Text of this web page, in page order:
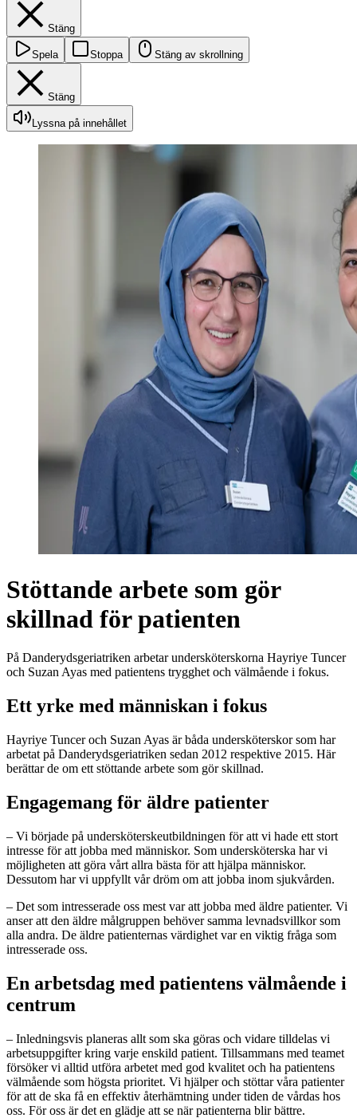
Stäng
Spela Stoppa Stäng av skrollning
Stäng
Lyssna på innehållet
Stöttande arbete som gör
skillnad för patienten
På Danderydsgeriatriken arbetar undersköterskorna Hayriye Tuncer
och Suzan Ayas med patientens trygghet och välmående i fokus.
Ett yrke med människan i fokus
Hayriye Tuncer och Suzan Ayas är båda undersköterskor som har
arbetat på Danderydsgeriatriken sedan 2012 respektive 2015. Här
berättar de om ett stöttande arbete som gör skillnad.
Engagemang för äldre patienter
– Vi började på undersköterskeutbildningen för att vi hade ett stort
intresse för att jobba med människor. Som undersköterska har vi
möjligheten att göra vårt allra bästa för att hjälpa människor.
Dessutom har vi uppfyllt vår dröm om att jobba inom sjukvården.
– Det som intresserade oss mest var att jobba med äldre patienter. Vi
anser att den äldre målgruppen behöver samma levnadsvillkor som
alla andra. De äldre patienternas värdighet var en viktig fråga som
intresserade oss.
En arbetsdag med patientens välmående i
centrum
– Inledningsvis planeras allt som ska göras och vidare tilldelas vi
arbetsuppgifter kring varje enskild patient. Tillsammans med teamet
försöker vi alltid utföra arbetet med god kvalitet och ha patientens
välmående som högsta prioritet. Vi hjälper och stöttar våra patienter
för att de ska få en effektiv återhämtning under tiden de vårdas hos
oss. För oss är det en glädje att se när patienterna blir bättre.